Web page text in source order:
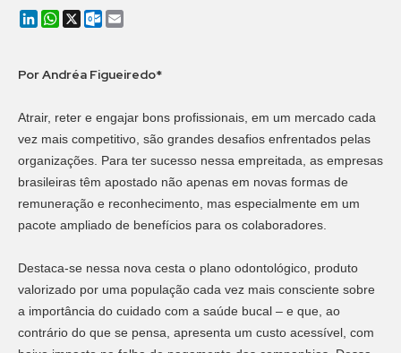
LinkedIn
WhatsApp
X Outlook.com
Por Andréa Figueiredo*
Atrair, reter e engajar bons profissionais, em um mercado cada
vez mais competitivo, são grandes desafios enfrentados pelas
organizações. Para ter sucesso nessa empreitada, as empresas
brasileiras têm apostado não apenas em novas formas de
remuneração e reconhecimento, mas especialmente em um
pacote ampliado de benefícios para os colaboradores.
Destaca-se nessa nova cesta o plano odontológico, produto
valorizado por uma população cada vez mais consciente sobre
a importância do cuidado com a saúde bucal – e que, ao
contrário do que se pensa, apresenta um custo acessível, com